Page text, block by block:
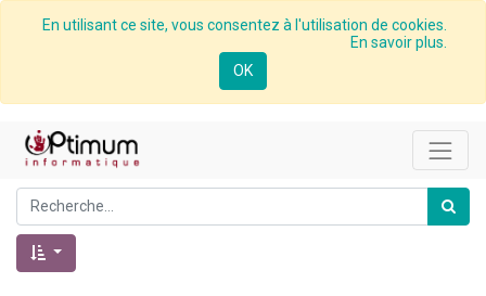
En utilisant ce site, vous consentez à l'utilisation de cookies.
En savoir plus.
OK